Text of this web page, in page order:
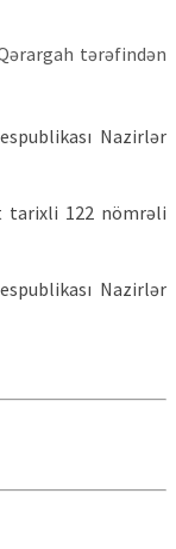
tərəfindən
Nazirlər
tarixli 122 nömrəli
Nazirlər